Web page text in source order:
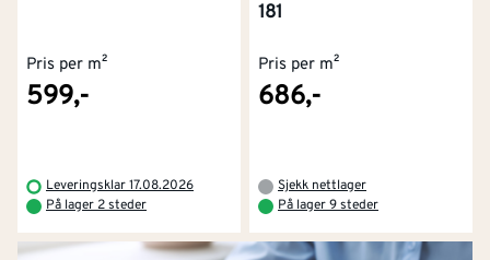
Pris per m²
599,-
Leveringsklar 17.08.2026
På lager 2 steder
181
Pris per m²
686,-
Sjekk nettlager
På lager 9 steder